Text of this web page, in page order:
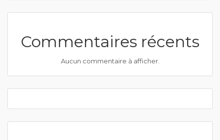
Commentaires récents
Aucun commentaire à afficher.